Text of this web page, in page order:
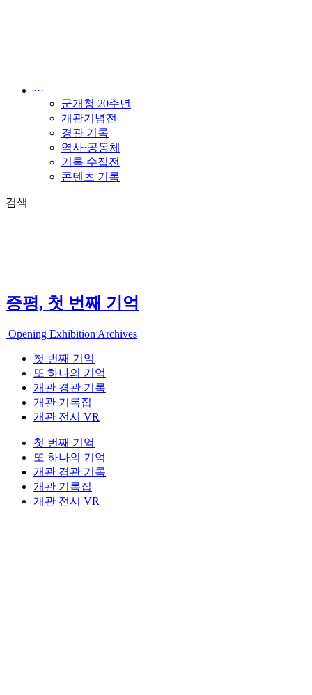
···
군개청 20주년
개관기념전
경관 기록
역사·공동체
기록 수집전
콘텐츠 기록
검색
증평, 첫 번째 기억
Opening Exhibition Archives
첫 번째 기억
또 하나의 기억
개관 경관 기록
개관 기록집
개관 전시 VR
첫 번째 기억
또 하나의 기억
개관 경관 기록
개관 기록집
개관 전시 VR